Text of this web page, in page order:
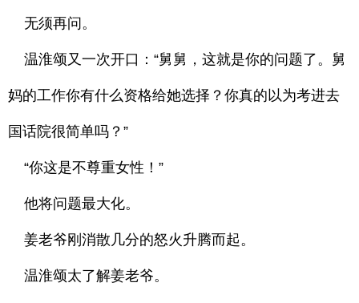
无须再问。
温淮颂又一次开口：“舅舅，这就是你的问题了。舅
妈的工作你有什么资格给她选择？你真的以为考进去
国话院很简单吗？”
“你这是不尊重女性！”
他将问题最大化。
姜老爷刚消散几分的怒火升腾而起。
温淮颂太了解姜老爷。